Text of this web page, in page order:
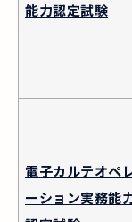
能力認定試験
電子カルテオペ
ーション実務能